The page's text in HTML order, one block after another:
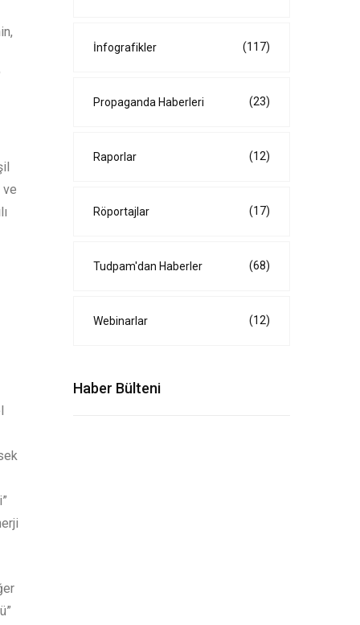
ve
İnfografikler (117)
Propaganda Haberleri (23)
Raporlar (12)
Röportajlar (17)
Tudpam'dan Haberler (68)
Webinarlar (12)
Haber Bülteni